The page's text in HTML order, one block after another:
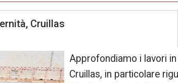
Cruillas
Approfondiamo i lavori
Cruillas, in particolare